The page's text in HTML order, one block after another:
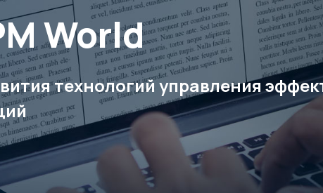
World
технологий управления